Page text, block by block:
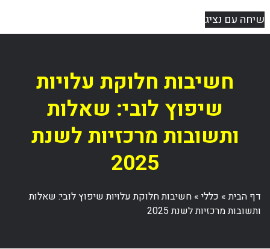
שיחה עם נציג
חשיבות חלוקת עלויות
שיפוץ לובי: שאלות
ותשובות מרכזיות לשנת
2025
דף הבית» כללי» חשיבות חלוקת עלויות שיפוץ לובי: שאלות
ותשובות מרכזיות לשנת 2025